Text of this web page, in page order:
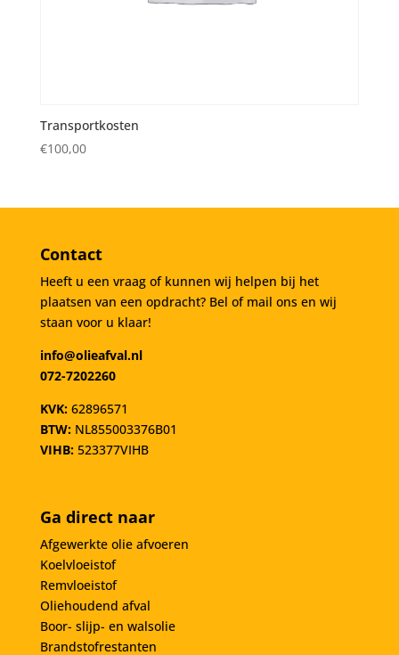
Transportkosten
€100,00
Contact
Heeft u een vraag of kunnen wij helpen bij het
plaatsen van een opdracht? Bel of mail ons en wij
staan voor u klaar!
info@olieafval.nl
072-7202260
KVK: 62896571
BTW: NL855003376B01
VIHB:523377VIHB
Ga direct naar
Afgewerkte olie afvoeren
Koelvloeistof
Remvloeistof
Oliehoudend afval
Boor- slijp- en walsolie
Brandstofrestanten